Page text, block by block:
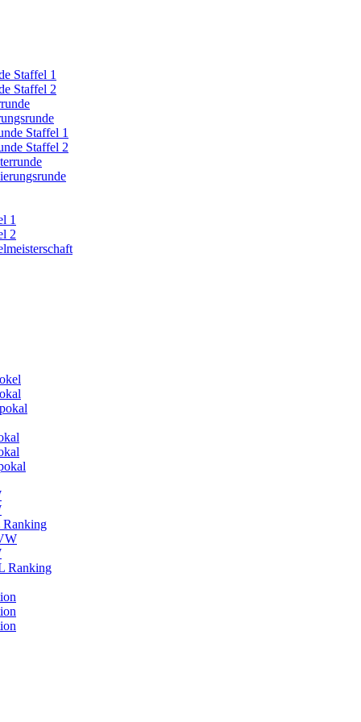
Staffel 1
Staffel 2
Staffel 1
Staffel 2
1
2
Ranking
Ranking